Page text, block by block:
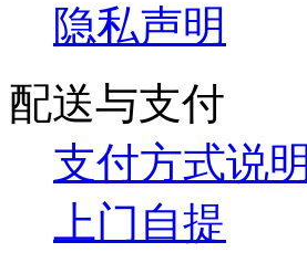
隐私声明
配送与支付
支付方式说明
上门自提